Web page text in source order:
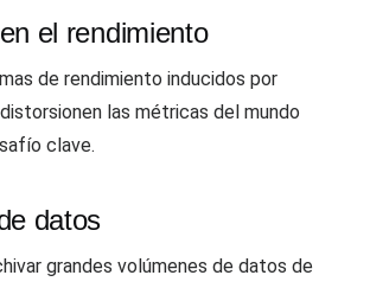
el rendimiento
de rendimiento inducidos por
las métricas del mundo
clave.
datos
grandes volúmenes de datos de